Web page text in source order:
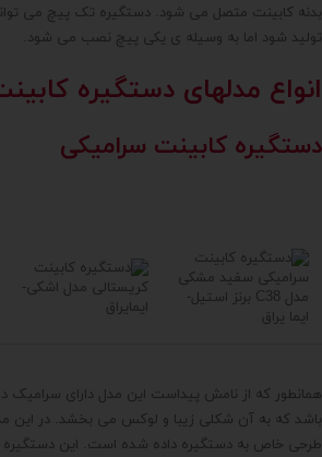
بدنه کابینت متصل می شود. دستگیره تک پیچ می
تولید شود اما به وسیله ی یکی پیچ نصب می شود.
انواع مدلهای دستگیره
دستگیره کابینت سرامیکی
همانطور که از نامش پیداست این مدل دارای سرامیک
باشد که به آن شکلی زیبا و لوکس می بخشد. در این
طرحی خاص به دستگیره داده شده است. این دستگیره